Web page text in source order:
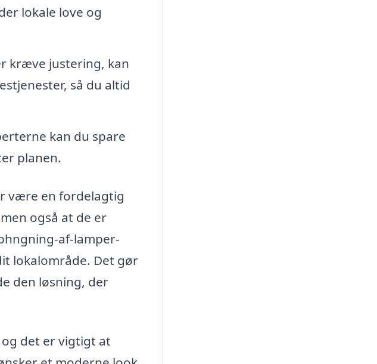
lokale love og
kræve justering, kan
så du altid
kan du spare
planen.
være en fordelagtig
også at de er
af-lamper-
lokalområde. Det gør
den løsning, der
det er vigtigt at